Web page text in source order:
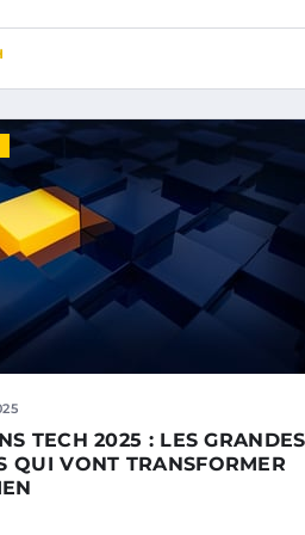
TECH 2025 : LES GRANDES
QUI VONT TRANSFORMER